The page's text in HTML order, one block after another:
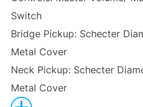
Switch
Bridge Pickup: Schecter
Metal Cover
Neck Pickup: Schecter
Metal Cover